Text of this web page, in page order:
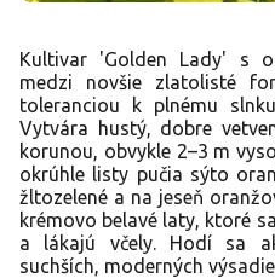
Kultivar 'Golden Lady' s
medzi novšie zlatolisté
toleranciou k plnému
Vytvára hustý, dobre
korunou, obvykle 2–3 m
okrúhle listy pučia sýto
žltozelené a na jeseň
krémovo belavé laty, ktoré
a lákajú včely. Hodí sa
suchších, moderných